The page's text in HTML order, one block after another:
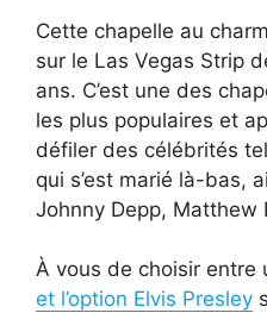
Cette chapelle au
sur le Las Vegas Strip
ans. C’est une des
les plus populaires et
défiler des célébrités
qui s’est marié là-bas,
Johnny Depp, Matthew
À vous de choisir entre
et l’option Elvis Presley